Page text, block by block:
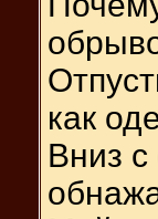
как
Вниз